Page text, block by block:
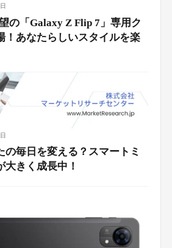
の「Galaxy Z Flip 7」専用ク
！あなたらしいスタイルを楽
の毎日を変える？スマートミ
大きく成長中！